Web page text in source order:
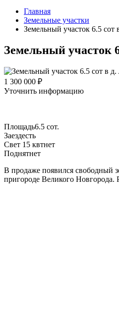
Главная
Земельные участки
Земельный участок 6.5
Земельный участок
1 300 000 ₽
Уточнить информацию
Площадь6.5 сот.
Заездесть
Свет 15 квтнет
Поднятнет
В продаже появился свободный
пригороде Великого Новгорода.